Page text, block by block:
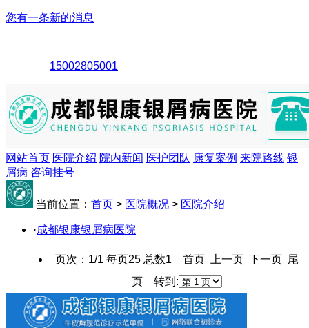
您有一条新的消息
15002805001
网站首页 医院介绍 院内新闻 医护团队 康复案例 来院路线 银
屑病 咨询挂号
当前位置： 首页 > 医院概况 > 医院介绍
·成都银康银屑病医院
页次：1/1 每页25 总数1 首页 上一页 下一页 尾
页 转到: